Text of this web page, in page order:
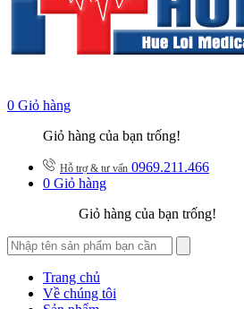
0 Giỏ hàng
Giỏ hàng của bạn trống!
Hỗ trợ & tư vấn 0969.211.466
0 Giỏ hàng
Giỏ hàng của bạn trống!
Trang chủ
Về chúng tôi